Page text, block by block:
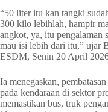
“50 liter itu kan tangki
300 kilo lebihlah, hampir
angkot, ya, itu pengalaman
mau isi lebih dari itu,” ujar
ESDM, Senin 20 April
Ia menegaskan,
pada kendaraan di sektor
memastikan bus, truk